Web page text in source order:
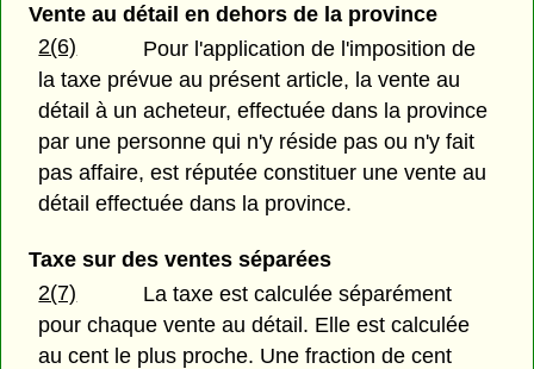
Vente au détail en dehors de la province
2(6)
Pour l'application de l'imposition de
la taxe prévue au présent article, la vente au
détail à un acheteur, effectuée dans la province
par une personne qui n'y réside pas ou n'y fait
pas affaire, est réputée constituer une vente au
détail effectuée dans la province.
Taxe sur des ventes séparées
2(7)
La taxe est calculée séparément
pour chaque vente au détail. Elle est calculée
au cent le plus proche. Une fraction de cent